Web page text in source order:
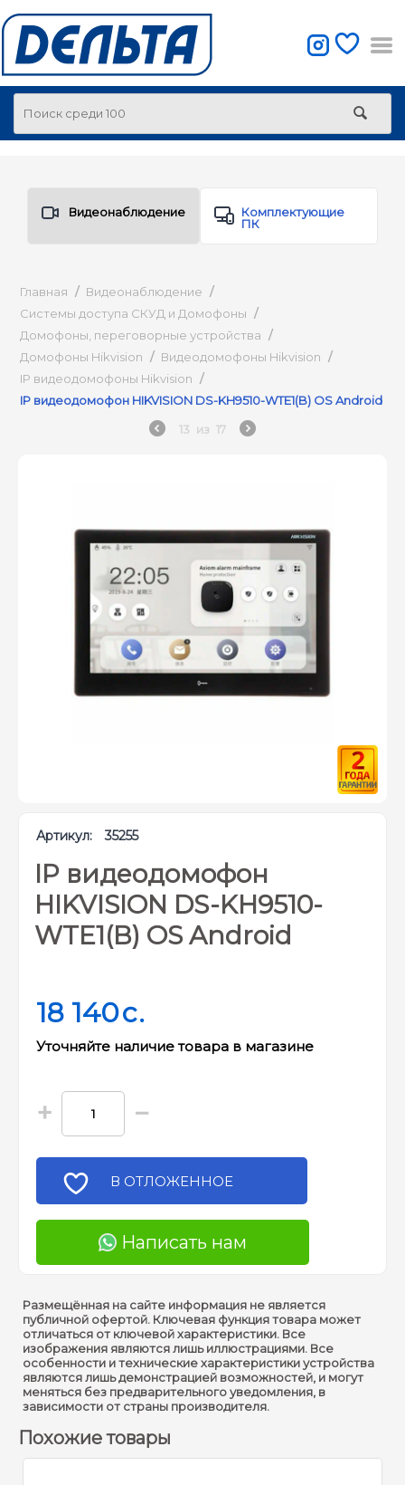
Видеонаблюдение
Комплектующие
ПК
Главная / Видеонаблюдение /
Системы доступа СКУД и Домофоны /
Домофоны, переговорные устройства /
Домофоны Hikvision / Видеодомофоны Hikvision /
IP видеодомофоны Hikvision /
IP видеодомофон HIKVISION DS-KH9510-WTE1(B) OS Android
13 из 17
Артикул: 35255
IP видеодомофон
HIKVISION DS-KH9510-
WTE1(B) OS Android
18 140c.
Уточняйте наличие товара в магазине
+ −
В ОТЛОЖЕННОЕ
Написать нам
Размещённая на сайте информация не является
публичной офертой. Ключевая функция товара может
отличаться от ключевой характеристики. Все
изображения являются лишь иллюстрациями. Все
особенности и технические характеристики устройства
являются лишь демонстрацией возможностей, и могут
меняться без предварительного уведомления, в
зависимости от страны производителя.
Похожие товары